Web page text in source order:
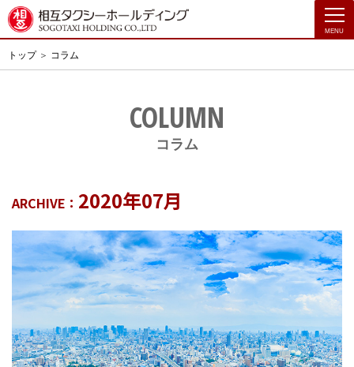
ン
トップ コラム
COLUMN
コラム
ARCHIVE： 2020年07月
toggle